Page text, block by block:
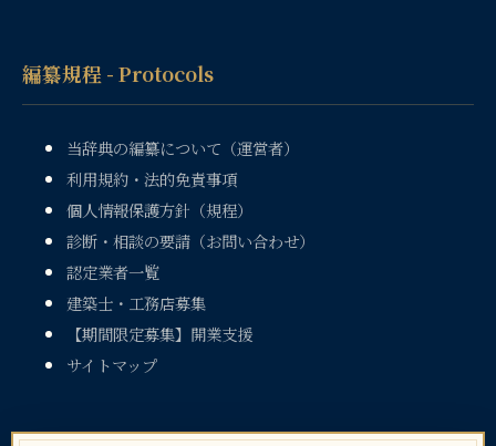
編纂規程 - Protocols
当辞典の編纂について（運営者）
利用規約・法的免責事項
個人情報保護方針（規程）
診断・相談の要請（お問い合わせ）
認定業者一覧
建築士・工務店募集
【期間限定募集】開業支援
サイトマップ